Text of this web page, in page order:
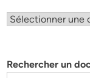
Classification
Rechercher un